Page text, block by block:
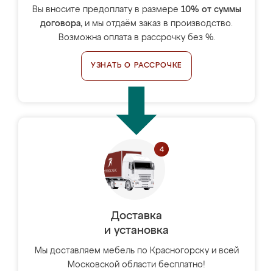
Вы вносите предоплату в размере 10% от суммы
договора, и мы отдаём заказ в производство.
Возможна оплата в рассрочку без %.
УЗНАТЬ О РАССРОЧКЕ
Доставка
и установка
Мы доставляем мебель по Красногорску и всей
Московской области бесплатно!